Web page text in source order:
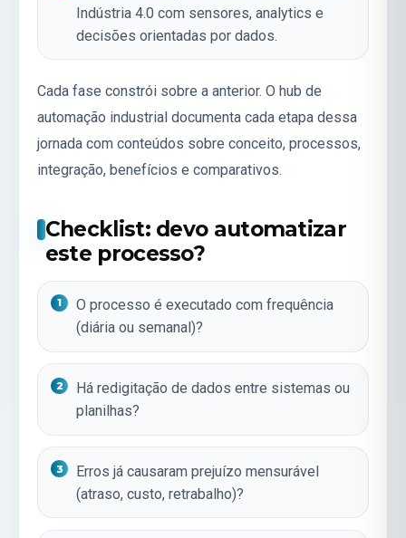
Indústria 4.0 com sensores, analytics e
decisões orientadas por dados.
Cada fase constrói sobre a anterior. O hub de
automação industrial documenta cada etapa dessa
jornada com conteúdos sobre conceito, processos,
integração, benefícios e comparativos.
Checklist: devo automatizar
este processo?
O processo é executado com frequência
(diária ou semanal)?
Há redigitação de dados entre sistemas ou
planilhas?
Erros já causaram prejuízo mensurável
(atraso, custo, retrabalho)?